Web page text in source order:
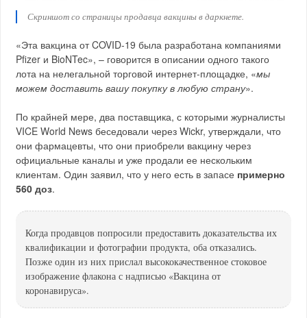
Скриншот со страницы продавца вакцины в даркнете.
«Эта вакцина от COVID-19 была разработана компаниями
Pfizer и BioNTec», – говорится в описании одного такого
лота на нелегальной торговой интернет-площадке, «мы
можем доставить вашу покупку в любую страну».
По крайней мере, два поставщика, с которыми журналисты
VICE World News беседовали через Wickr, утверждали, что
они фармацевты, что они приобрели вакцину через
официальные каналы и уже продали ее нескольким
клиентам. Один заявил, что у него есть в запасе примерно
560 доз.
Когда продавцов попросили предоставить доказательства их
квалификации и фотографии продукта, оба отказались.
Позже один из них прислал высококачественное стоковое
изображение флакона с надписью «Вакцина от
коронавируса».